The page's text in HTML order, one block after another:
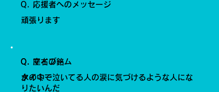
水の中で泣いてる人の涙に気づけるような人にな
りたいんだ
Q. 座右の銘
タイミー
Q. マイブーム
Q. 応援者へのメッセージ
頑張ります